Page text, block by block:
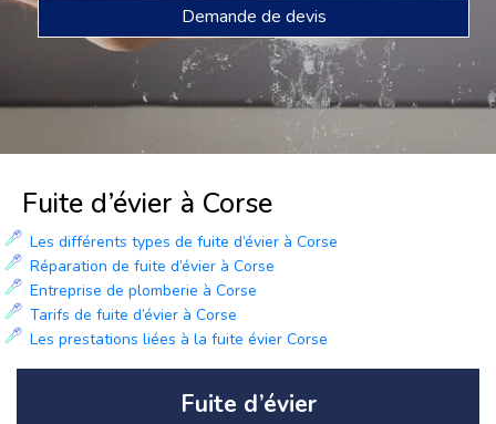
Demande de devis
Fuite d’évier à Corse
Les différents types de fuite d’évier à Corse
Réparation de fuite d’évier à Corse
Entreprise de plomberie à Corse
Tarifs de fuite d’évier à Corse
Les prestations liées à la fuite évier Corse
Fuite d’évier